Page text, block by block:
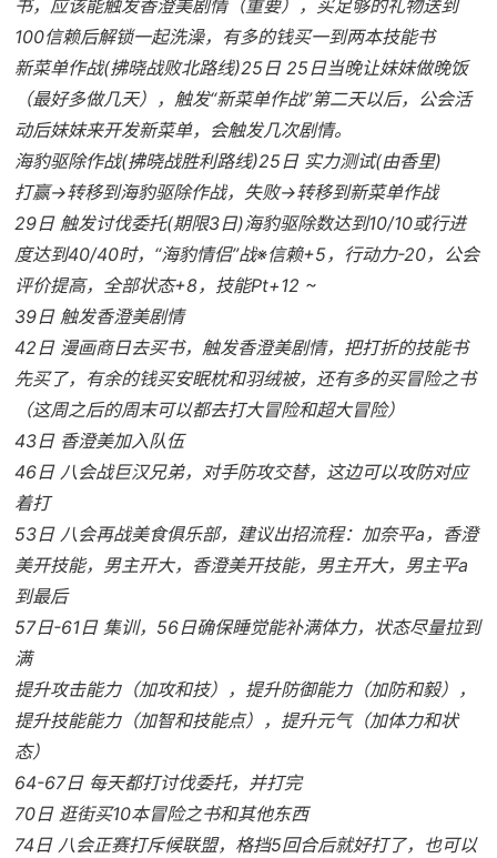
书，应该能触发香澄美剧情（重要），买足够的礼物送到
100信赖后解锁一起洗澡，有多的钱买一到两本技能书
新菜单作战(拂晓战败北路线)25日 25日当晚让妹妹做晚饭
（最好多做几天），触发“新菜单作战”第二天以后，公会活
动后妹妹来开发新菜单，会触发几次剧情。
海豹驱除作战(拂晓战胜利路线)25日 实力测试(由香里)
打赢→转移到海豹驱除作战，失败→转移到新菜单作战
29日 触发讨伐委托(期限3日)海豹驱除数达到10/10或行进
度达到40/40时，“海豹情侣”战※信赖+5，行动力-20，公会
评价提高，全部状态+8，技能Pt+12 ~
39日 触发香澄美剧情
42日 漫画商日去买书，触发香澄美剧情，把打折的技能书
先买了，有余的钱买安眠枕和羽绒被，还有多的买冒险之书
（这周之后的周末可以都去打大冒险和超大冒险）
43日 香澄美加入队伍
46日 八会战巨汉兄弟，对手防攻交替，这边可以攻防对应
着打
53日 八会再战美食俱乐部，建议出招流程：加奈平a，香澄
美开技能，男主开大，香澄美开技能，男主开大，男主平a
到最后
57日-61日 集训，56日确保睡觉能补满体力，状态尽量拉到
满
提升攻击能力（加攻和技），提升防御能力（加防和毅），
提升技能能力（加智和技能点），提升元气（加体力和状
态）
64-67日 每天都打讨伐委托，并打完
70日 逛街买10本冒险之书和其他东西
74日 八会正赛打斥候联盟，格挡5回合后就好打了，也可以